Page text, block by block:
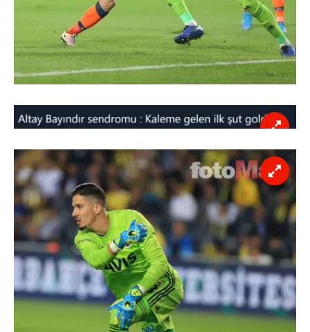
Sizlere daha iyi bir hizmet sunabilmek için İnternet
Sitemizde kendimize ve üçüncü kişilere ait çerezler
kullanılmaktadır. Bu çerezler vasıtasıyla çeşitli kişisel
verileriniz işlenmekte olup gerekli olan çerezler bilgi
kullanılmaktadır. Diğer çerezler, sitemizin daha işlevsel
kılınması ve kişiselleştirilmesi ve sizlere yönelik
sınırlı olarak açık rızanız dahilinde kullanılacaktır.
Çerezlere ilişkin tercihlerinizi aşağıda yer alan panel
vasıtasıyla belirleyebilirsiniz. Çerezlere ilişkin detaylı bilgi
için Ayarlar butonuna tıklayabilir,
Çerez Bilgilendirme
Metnimizi
ziyaret edebilirsiniz.
6698 sayılı Kişisel Verilerin Korunması Kanunu uyarınca
hazırlanmış Aydınlatma Metnimizi okumak ve sitemizde
ilgili mevzuata uygun olarak kullanılan çerezlerle ilgili bilgi
tıklayınız.